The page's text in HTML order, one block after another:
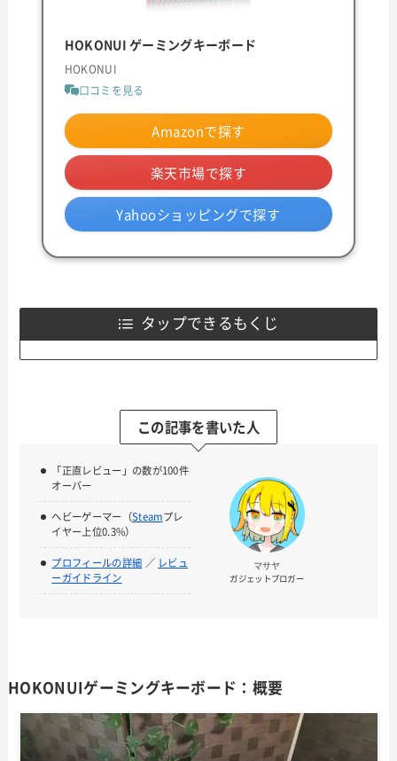
HOKONUI ゲーミングキーボード
HOKONUI
口コミを見る
Amazonで探す
楽天市場で探す
Yahooショッピングで探す
タップできるもくじ
この記事を書いた人
「正直レビュー」の数が100件
オーバー
ヘビーゲーマー（Steamプレ
イヤー上位0.3%）
プロフィールの詳細 ／ レビュ
ーガイドライン
マサヤ
ガジェットブロガー
HOKONUIゲーミングキーボード：概要